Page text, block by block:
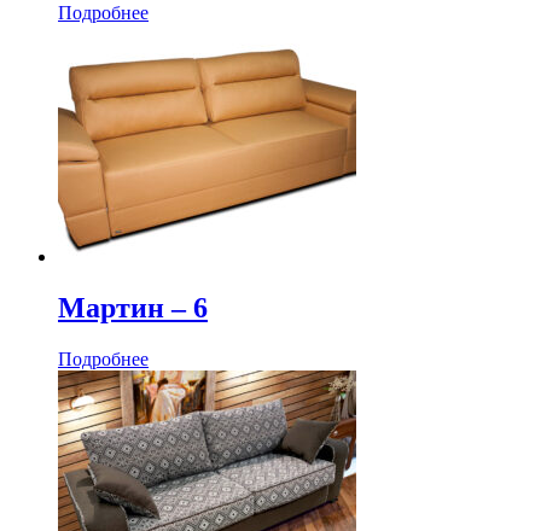
Подробнее
Мартин ‒ 6
Подробнее